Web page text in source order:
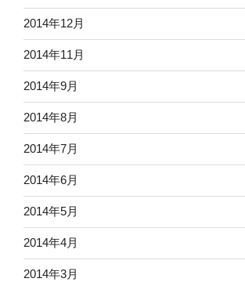
2014年12月
2014年11月
2014年9月
2014年8月
2014年7月
2014年6月
2014年5月
2014年4月
2014年3月